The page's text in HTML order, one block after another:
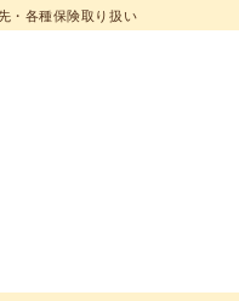
・各種保険取り扱い